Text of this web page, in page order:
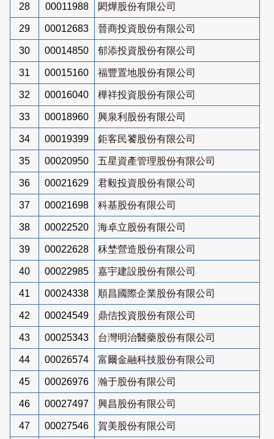
28 00011988 閎燁股份有限公司
29 00012683 晉商投資股份有限公司
30 00014850 郁添投資股份有限公司
31 00015160 福豐置地股份有限公司
32 00016040 樺祥投資股份有限公司
33 00018960 興泉利股份有限公司
34 00019399 鉅客民饕股份有限公司
35 00020950 五星資產管理股份有限公司
36 00021629 君毅投資股份有限公司
37 00021698 科基股份有限公司
38 00022520 海卓立股份有限公司
39 00022628 秝埜營造股份有限公司
40 00022985 嘉宇建設股份有限公司
41 00024338 順昌國際企業股份有限公司
42 00024549 鼎佶投資股份有限公司
43 00025343 台灣明治醫藥股份有限公司
44 00026574 富爾金融科技股份有限公司
45 00026976 瀚于股份有限公司
46 00027497 興昌股份有限公司
47 00027546 賀美股份有限公司